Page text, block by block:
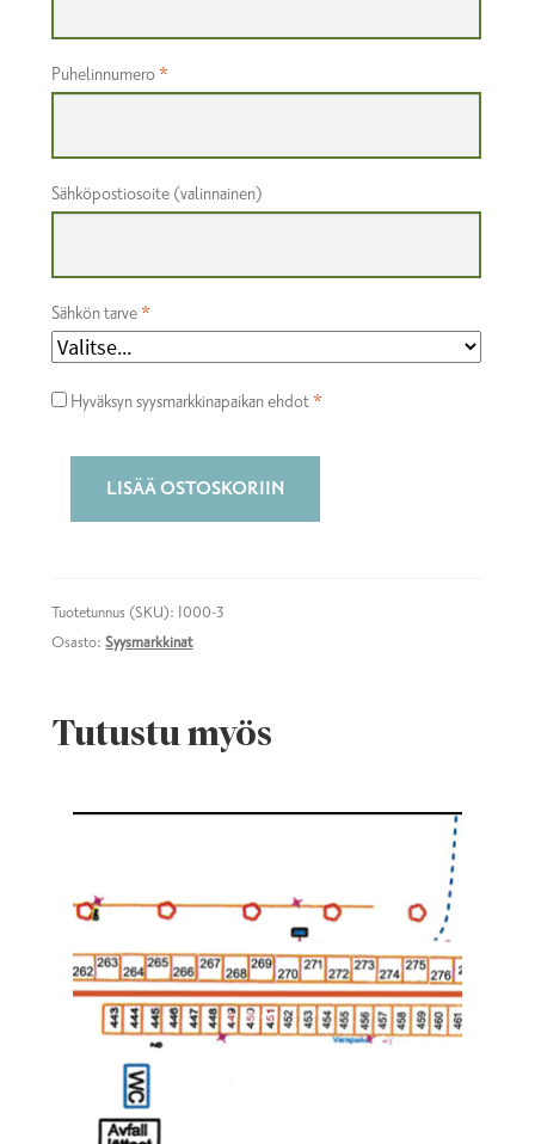
Puhelinnumero*
Sähköpostiosoite(valinnainen)
Sähkön tarve*
Hyväksyn syysmarkkinapaikan ehdot*
Syysmarkkina-
LISÄÄ OSTOSKORIIN
Tuotetunnus (SKU): 1000-3
Osasto:Syysmarkkinat
Tutustu myös
on
muunnelma.
Voit
tehdä
valinnat
tuotteen